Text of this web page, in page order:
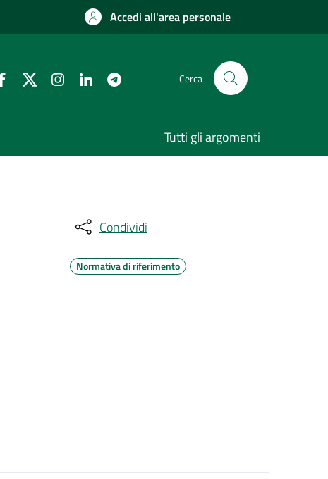
Accedi all'area personale
Cerca
Tutti gli argomenti
Condividi
Normativa di riferimento